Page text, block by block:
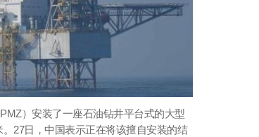
）安装了一座石油钻井平台式的大型
27日，中国表示正在将该擅自安装的结